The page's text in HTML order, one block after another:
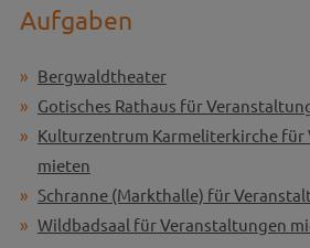
Aufgaben
Bergwaldtheater
Gotisches Rathaus für
Kulturzentrum Karmeliterkirche für
mieten
Schranne (Markthalle) für
Wildbadsaal für Veranstaltungen